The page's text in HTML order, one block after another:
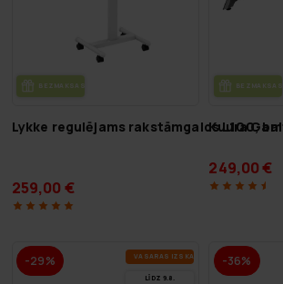
BEZ­MAK­SAS PIE­GĀ­DE
Lykke regulējams rakstāmgalds L100,
259,00 €
BEZ­MAK­SAS
Kuura
249,00 €
-29% VA­SA­RAS IZ­SKA­ŅA
LĪDZ 9.8.
-36%